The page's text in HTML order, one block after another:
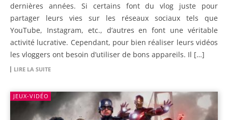
dernières années. Si certains font du vlog juste pour
partager leurs vies sur les réseaux sociaux tels que
YouTube, Instagram, etc., d’autres en font une véritable
activité lucrative. Cependant, pour bien réaliser leurs vidéos
les vloggers ont besoin d’utiliser de bons appareils. Il […]
LIRE LA SUITE
JEUX-VIDÉO